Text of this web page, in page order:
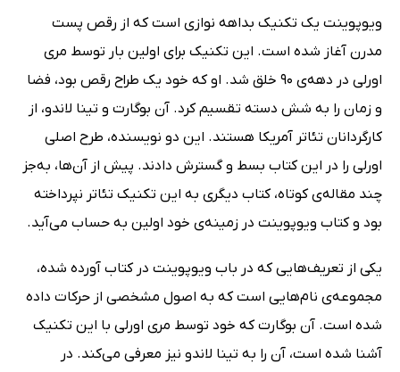
ویو‌پوینت یک تکنیک بداهه نوازی است که از رقص پست
مدرن آغاز شده است. این تکنیک برای اولین بار توسط مری
اورلی در دهه‌ی 90 خلق شد. او که خود یک طراح رقص بود، فضا
و زمان را به شش دسته تقسیم کرد. آن بوگارت و تینا لاندو، از
کارگردانان تئاتر آمریکا هستند. این دو نویسنده، طرح اصلی
اورلی را در این کتاب بسط و گسترش دادند. پیش از آن‌ها، به‌جز
چند مقاله‌ی کوتاه، کتاب دیگری به این تکنیک تئاتر نپرداخته
بود و کتاب ویو‌پوینت در زمینه‌ی خود اولین به حساب می‌آید.
یکی از تعریف‌هایی که در باب ویوپوینت در کتاب آورده شده،
مجموعه‌ی نام‌هایی است که به اصول مشخصی از حرکات داده
شده است. آن بوگارت که خود توسط مری اورلی با این تکنیک
آشنا شده است، آن را به تینا لاندو نیز معرفی می‌کند. در